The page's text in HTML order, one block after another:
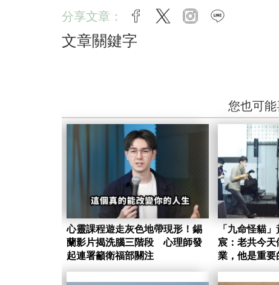
分享文章： facebook
twitter instagram
文章關鍵字
您也可
心靈課程遊走灰色地帶現形！錫
蘭影片揭洗腦三階段 心理師發
起連署籲衛福部關注
「九命怪貓
宸：老共今
業，他是重要